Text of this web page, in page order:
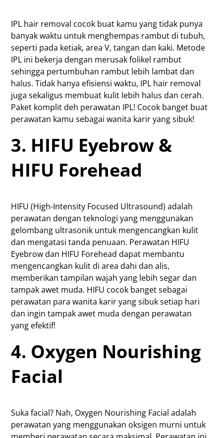
IPL hair removal cocok buat kamu yang tidak punya
banyak waktu untuk menghempas rambut di tubuh,
seperti pada ketiak, area V, tangan dan kaki. Metode
IPL ini bekerja dengan merusak folikel rambut
sehingga pertumbuhan rambut lebih lambat dan
halus. Tidak hanya efisiensi waktu, IPL hair removal
juga sekaligus membuat kulit lebih halus dan cerah.
Paket komplit deh perawatan IPL! Cocok banget buat
perawatan kamu sebagai wanita karir yang sibuk!
3. HIFU Eyebrow &
HIFU Forehead
HIFU (High-Intensity Focused Ultrasound) adalah
perawatan dengan teknologi yang menggunakan
gelombang ultrasonik untuk mengencangkan kulit
dan mengatasi tanda penuaan. Perawatan HIFU
Eyebrow dan HIFU Forehead dapat membantu
mengencangkan kulit di area dahi dan alis,
memberikan tampilan wajah yang lebih segar dan
tampak awet muda. HIFU cocok banget sebagai
perawatan para wanita karir yang sibuk setiap hari
dan ingin tampak awet muda dengan perawatan
yang efektif!
4. Oxygen Nourishing
Facial
Suka facial? Nah, Oxygen Nourishing Facial adalah
perawatan yang menggunakan oksigen murni untuk